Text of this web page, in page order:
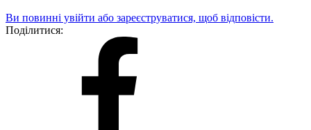
Ви повинні увійти або зареєструватися, щоб відповісти.
Поділитися: